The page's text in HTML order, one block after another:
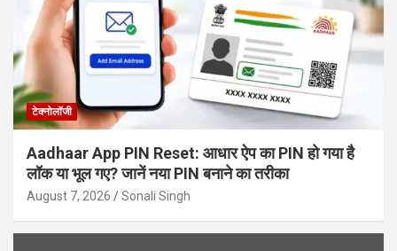
टेक्नोलॉजी
Aadhaar App PIN Reset: आधार ऐप का PIN हो गया है
लॉक या भूल गए? जानें नया PIN बनाने का तरीका
August 7, 2026 Sonali Singh